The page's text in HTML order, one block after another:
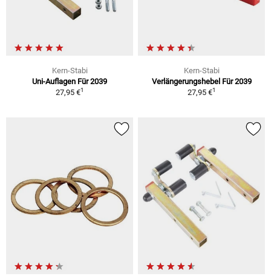
Kern-Stabi
Uni-Auflagen Für 2039
27,95 €1
Kern-Stabi
Verlängerungshebel Für 2039
27,95 €1